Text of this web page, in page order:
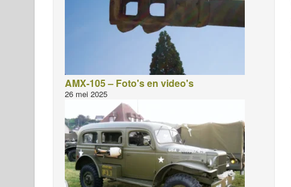
AMX-105 – Foto's en video's
26 mei 2025